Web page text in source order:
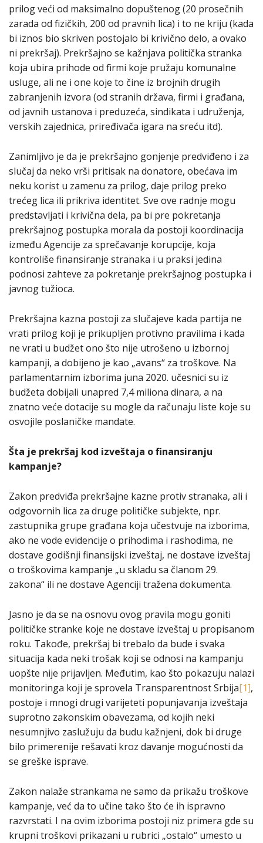
prilog veći od maksimalno dopuštenog (20 prosečnih
zarada od fizičkih, 200 od pravnih lica) i to ne kriju (kada
bi iznos bio skriven postojalo bi krivično delo, a ovako
ni prekršaj). Prekršajno se kažnjava politička stranka
koja ubira prihode od firmi koje pružaju komunalne
usluge, ali ne i one koje to čine iz brojnih drugih
zabranjenih izvora (od stranih država, firmi i građana,
od javnih ustanova i preduzeća, sindikata i udruženja,
verskih zajednica, priređivača igara na sreću itd).
Zanimljivo je da je prekršajno gonjenje predviđeno i za
slučaj da neko vrši pritisak na donatore, obećava im
neku korist u zamenu za prilog, daje prilog preko
trećeg lica ili prikriva identitet. Sve ove radnje mogu
predstavljati i krivična dela, pa bi pre pokretanja
prekršajnog postupka morala da postoji koordinacija
između Agencije za sprečavanje korupcije, koja
kontroliše finansiranje stranaka i u praksi jedina
podnosi zahteve za pokretanje prekršajnog postupka i
javnog tužioca.
Prekršajna kazna postoji za slučajeve kada partija ne
vrati prilog koji je prikupljen protivno pravilima i kada
ne vrati u budžet ono što nije utrošeno u izbornoj
kampanji, a dobijeno je kao „avans“ za troškove. Na
parlamentarnim izborima juna 2020. učesnici su iz
budžeta dobijali unapred 7,4 miliona dinara, a na
znatno veće dotacije su mogle da računaju liste koje su
osvojile poslaničke mandate.
Šta je prekršaj kod izveštaja o finansiranju
kampanje?
Zakon predviđa prekršajne kazne protiv stranaka, ali i
odgovornih lica za druge političke subjekte, npr.
zastupnika grupe građana koja učestvuje na izborima,
ako ne vode evidencije o prihodima i rashodima, ne
dostave godišnji finansijski izveštaj, ne dostave izveštaj
o troškovima kampanje „u skladu sa članom 29.
zakona“ ili ne dostave Agenciji tražena dokumenta.
Jasno je da se na osnovu ovog pravila mogu goniti
političke stranke koje ne dostave izveštaj u propisanom
roku. Takođe, prekršaj bi trebalo da bude i svaka
situacija kada neki trošak koji se odnosi na kampanju
uopšte nije prijavljen. Međutim, kao što pokazuju nalazi
monitoringa koji je sprovela Transparentnost Srbija[1],
postoje i mnogi drugi varijeteti popunjavanja izveštaja
suprotno zakonskim obavezama, od kojih neki
nesumnjivo zaslužuju da budu kažnjeni, dok bi druge
bilo primerenije rešavati kroz davanje mogućnosti da
se greške isprave.
Zakon nalaže strankama ne samo da prikažu troškove
kampanje, već da to učine tako što će ih ispravno
razvrstati. I na ovim izborima postoji niz primera gde su
krupni troškovi prikazani u rubrici „ostalo“ umesto u